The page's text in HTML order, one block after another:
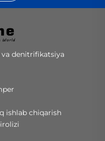
denitrifikatsiya
ishlab chiqarish